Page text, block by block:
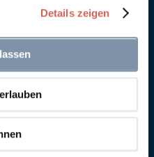
Details zeigen